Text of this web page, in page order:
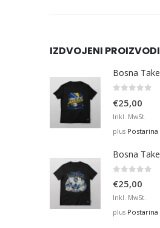
IZDVOJENI PROIZVODI
€25,00
Inkl. MwSt.
plus Postarina
€25,00
Inkl. MwSt.
plus Postarina